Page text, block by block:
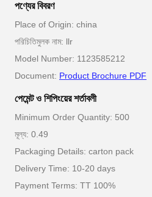
পণ্যের বিবরণ
Place of Origin: china
পরিচিতিমুলক নাম: llr
Model Number: 1123585212
Document: Product Brochure PDF
পেমেন্ট ও শিপিংয়ের শর্তাবলী
Minimum Order Quantity: 500
মূল্য: 0.49
Packaging Details: carton pack
Delivery Time: 10-20 days
Payment Terms: TT 100%